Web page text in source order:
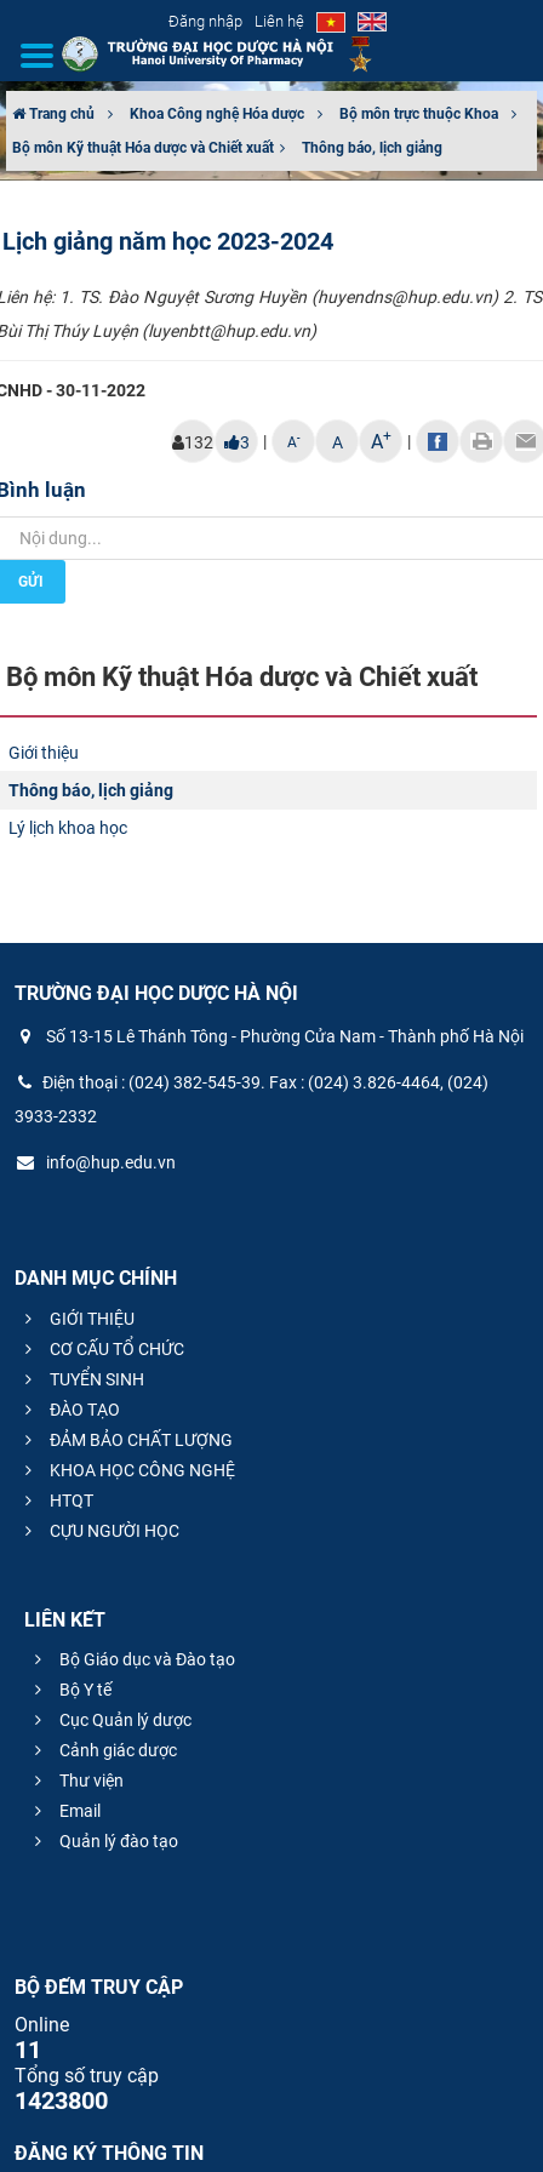
Đăng nhập Liên hệ
GIỚI THIỆU
ĐÀO TẠO
ĐẢM BẢO CHẤT LƯỢNG
KHOA HỌC CÔNG NGHỆ
HTQT
CỰU NGƯỜI HỌC
Trang chủ Khoa Công nghệ Hóa dược
Bộ môn trực thuộc Khoa
Bộ môn Kỹ thuật Hóa dược và Chiết xuất​
Thông báo, lịch giảng
Lịch giảng năm học 2023-2024
hệ: 1. TS. Đào Nguyệt Sương Huyền (huyendns@hup.edu.vn) 2.
Thị Thúy Luyện (luyenbtt@hup.edu.vn)
- 30-11-2022
132 3 | A- A A+ |
luận
GỬI
Bộ môn Kỹ thuật Hóa dược và Chiết xuất​
Giới thiệu
Thông báo, lịch giảng
Lý lịch khoa học
TRƯỜNG ĐẠI HỌC DƯỢC HÀ NỘI
Số 13-15 Lê Thánh Tông - Phường Cửa Nam - Thành phố Hà Nội
Điện thoại : (024) 382-545-39. Fax : (024) 3.826-4464, (024)
3933-2332
info@hup.edu.vn
DANH MỤC CHÍNH
GIỚI THIỆU
CƠ CẤU TỔ CHỨC
TUYỂN SINH
ĐÀO TẠO
ĐẢM BẢO CHẤT LƯỢNG
KHOA HỌC CÔNG NGHỆ
HTQT
CỰU NGƯỜI HỌC
LIÊN KẾT
Bộ Giáo dục và Đào tạo
Bộ Y tế
Cục Quản lý dược
Cảnh giác dược
Thư viện
Email
Quản lý đào tạo
BỘ ĐẾM TRUY CẬP
Online
11
Tổng số truy cập
1423800
ĐĂNG KÝ THÔNG TIN